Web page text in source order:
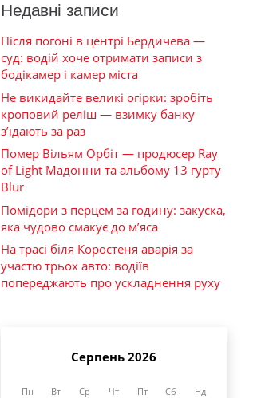
Недавні записи
Після погоні в центрі Бердичева —
суд: водій хоче отримати записи з
бодікамер і камер міста
Не викидайте великі огірки: зробіть
кроповий реліш — взимку банку
з’їдають за раз
Помер Вільям Орбіт — продюсер Ray
of Light Мадонни та альбому 13 гурту
Blur
Помідори з перцем за годину: закуска,
яка чудово смакує до м’яса
На трасі біля Коростеня аварія за
участю трьох авто: водіїв
попереджають про ускладнення руху
Серпень 2026
Пн Вт Ср Чт Пт Сб Нд